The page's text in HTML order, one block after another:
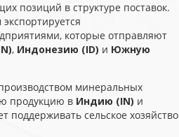
позиций в структуре поставок.
которые отправляют
, Индонезию (ID) и Южную
минеральных
продукцию в Индию (IN) и
поддерживать сельское хозяйство